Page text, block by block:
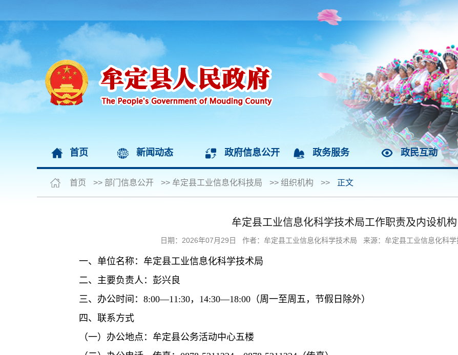
首页 新闻动态 政府信息公开 政务服务 政民互动
首页 >> 部门信息公开 >> 牟定县工业信息化科技局 >> 组织机构 >> 正文
牟定县工业信息化科学技术局工作职责及内设机构
日期：2026年07月29日 作者：牟定县工业信息化科学技术局 来源：牟定县工业信息化科
一、单位名称：牟定县工业信息化科学技术局
二、主要负责人：彭兴良
三、办公时间：8:00—11:30，14:30—18:00（周一至周五，节假日除外）
四、联系方式
（一）办公地点：牟定县公务活动中心五楼